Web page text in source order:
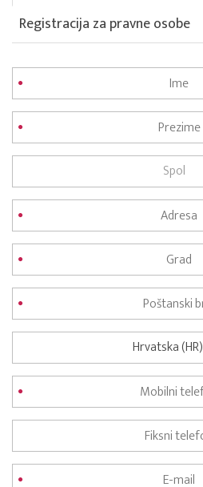
Registracija za pravne osobe
Spol
Hrvatska (HR)